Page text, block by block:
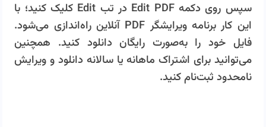
سپس روی دکمه Edit PDF در تب Edit کلیک کنید؛ با
این کار برنامه ویرایشگر PDF آنلاین راه‌اندازی می‌شود.
فایل خود را به‌صورت رایگان دانلود کنید. همچنین
می‌توانید برای اشتراک ماهانه یا سالانه دانلود و ویرایش
نامحدود ثبت‌نام کنید.